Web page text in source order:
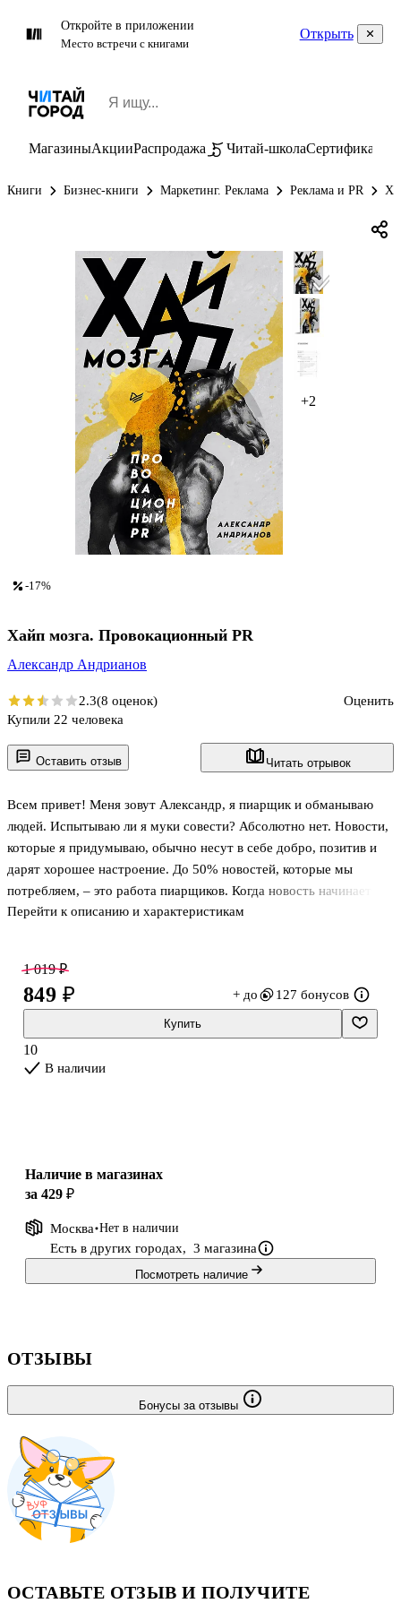
Откройте в приложении
Место встречи с книгами
Открыть
МагазиныАкцииРаспродажа Читай-школаСертификаты
Книги Бизнес-книги Маркетинг. Реклама Реклама и PR
+2
Оставить отзыв Читать отрывок
Всем привет! Меня зовут Александр, я пиарщик и обманываю
людей. Испытываю ли я муки совести? Абсолютно нет. Новости,
которые я придумываю, обычно несут в себе добро, позитив и
дарят хорошее настроение. До 50% новостей, которые мы
потребляем, – это работа пиарщиков. Когда новость начинает
жить собственной жизнью и обрастает все новыми
мгновения я испытываю настоящий оргазм. Ведь всю эту
шумиху поднял я!
Это называется хайп или взрывной PR. В этой книге я расскажу о
том, почему такой вид рекламы становится чрезвычайно
популярным и станет еще более востребованным в будущем. П
Перейти к описанию и характеристикам
-17%
Хайп мозга. Провокационный PR
Александр Андрианов
2.3(8 оценок)
Оценить
Купили 22 человека
1 019 ₽
849 ₽ + до 127 бонусов
Купить
10
В наличии
Наличие в магазинах
за 429 ₽
Москва Нет в наличии
Есть в других городах, 3 магазина
Посмотреть наличие
ОТЗЫВЫ
Бонусы за отзывы
ОСТАВЬТЕ ОТЗЫВ И ПОЛУЧИТЕ